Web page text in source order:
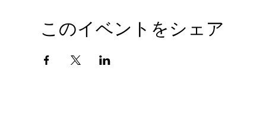
このイベントをシェア